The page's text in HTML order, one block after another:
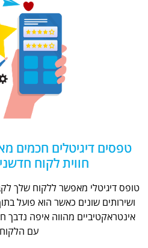
טפסים דיגיטלים חכמים
חווית לקוח
טופס דיגיטלי מאפשר ללקוח שלך
ושירותים שונים כאשר הוא פועל
אינטראקטיביים מהווה איפה נדבך
עם